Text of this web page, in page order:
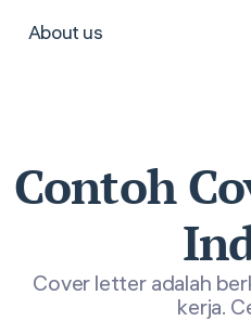
About us
Contoh
Cover letter adalah
kerja.